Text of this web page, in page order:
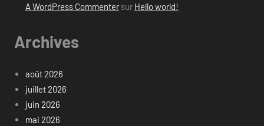
A WordPress Commentersur Hello world!
Archives
août 2026
juillet 2026
juin 2026
mai 2026